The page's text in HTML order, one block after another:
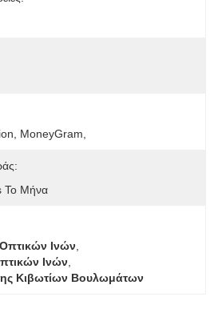
MoneyGram,
Το Μήνα
Ινών
Ινών
Κιβωτίων Βουλωμάτων